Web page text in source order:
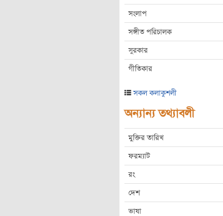
সংলাপ
সঙ্গীত পরিচালক
সুরকার
গীতিকার
সকল কলাকুশলী
অন্যান্য তথ্যাবলী
মুক্তির তারিখ
ফরম্যাট
রং
দেশ
ভাষা